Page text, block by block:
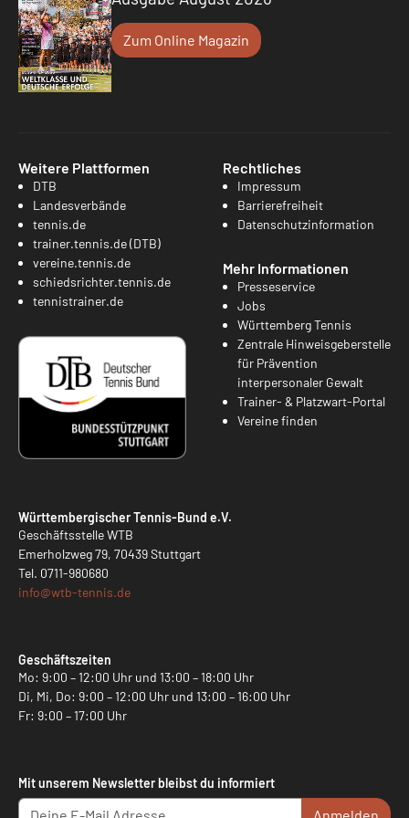
Zum Online Magazin
Weitere Plattformen
DTB
Landesverbände
tennis.de
trainer.tennis.de (DTB)
vereine.tennis.de
schiedsrichter.tennis.de
tennistrainer.de
Rechtliches
Impressum
Barrierefreiheit
Datenschutzinformation
Mehr Informationen
Presseservice
Jobs
Württemberg Tennis
Zentrale Hinweisgeberstelle
für Prävention
interpersonaler Gewalt
Trainer- & Platzwart-Portal
Vereine finden
Württembergischer Tennis-Bund e.V.
Geschäftsstelle WTB
Emerholzweg 79, 70439 Stuttgart
Tel. 0711-980680
info@wtb-tennis.de
Geschäftszeiten
Mo: 9:00 – 12:00 Uhr und 13:00 – 18:00 Uhr
Di, Mi, Do: 9:00 – 12:00 Uhr und 13:00 – 16:00 Uhr
Fr: 9:00 – 17:00 Uhr
Mit unserem Newsletter bleibst du informiert